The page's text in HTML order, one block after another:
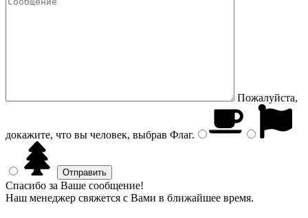
Пожалуйста,
докажите, что вы человек, выбрав Флаг.
Спасибо за Ваше сообщение!
Наш менеджер свяжется с Вами в ближайшее время.